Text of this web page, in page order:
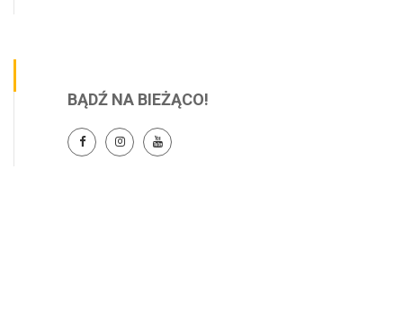
BĄDŹ NA BIEŻĄCO!